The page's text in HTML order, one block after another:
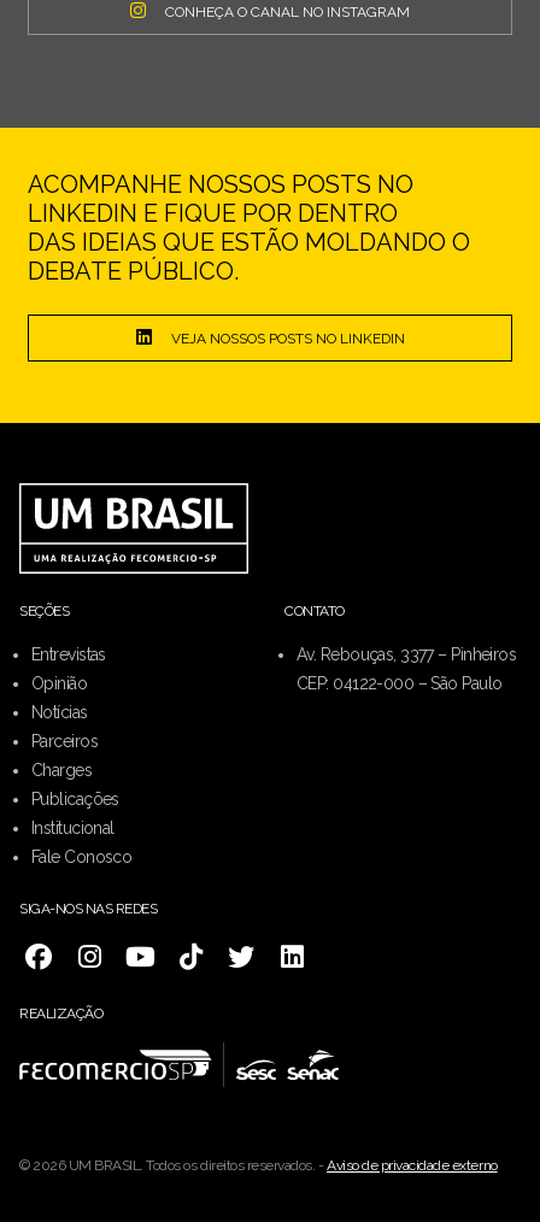
CONHEÇA O CANAL NO INSTAGRAM
ACOMPANHE NOSSOS POSTS NO
LINKEDIN E FIQUE POR DENTRO
DAS IDEIAS QUE ESTÃO MOLDANDO O
DEBATE PÚBLICO.
VEJA NOSSOS POSTS NO LINKEDIN
SEÇÕES
Entrevistas
Opinião
Notícias
Parceiros
Charges
Publicações
Institucional
Fale Conosco
CONTATO
Av. Rebouças, 3377 – Pinheiros
CEP: 04122-000 – São Paulo
SIGA-NOS NAS REDES
REALIZAÇÃO
© 2026 UM BRASIL. Todos os direitos reservados. -Aviso de privacidade externo